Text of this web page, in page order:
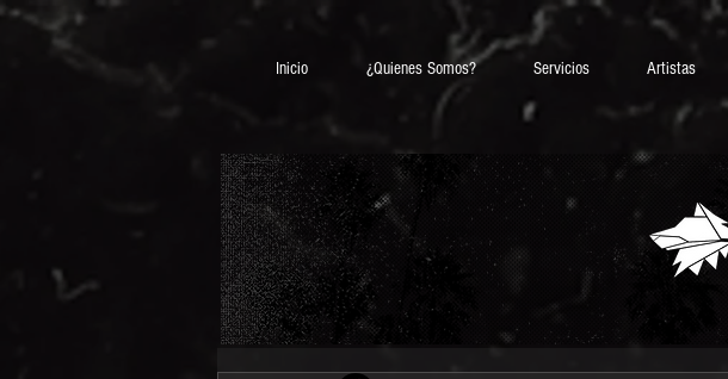
Inicio ¿Quienes Somos? Servicios Artistas